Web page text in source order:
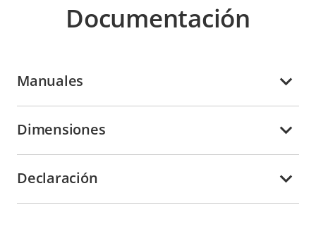
Documentación
Manuales
Dimensiones
Declaración